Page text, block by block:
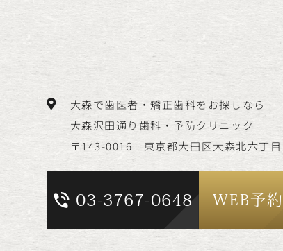
大森で歯医者・矯正歯科をお探しなら
大森沢田通り歯科・予防クリニック
〒143-0016 東京都大田区大森北六丁目
03-3767-0648 WEB予約